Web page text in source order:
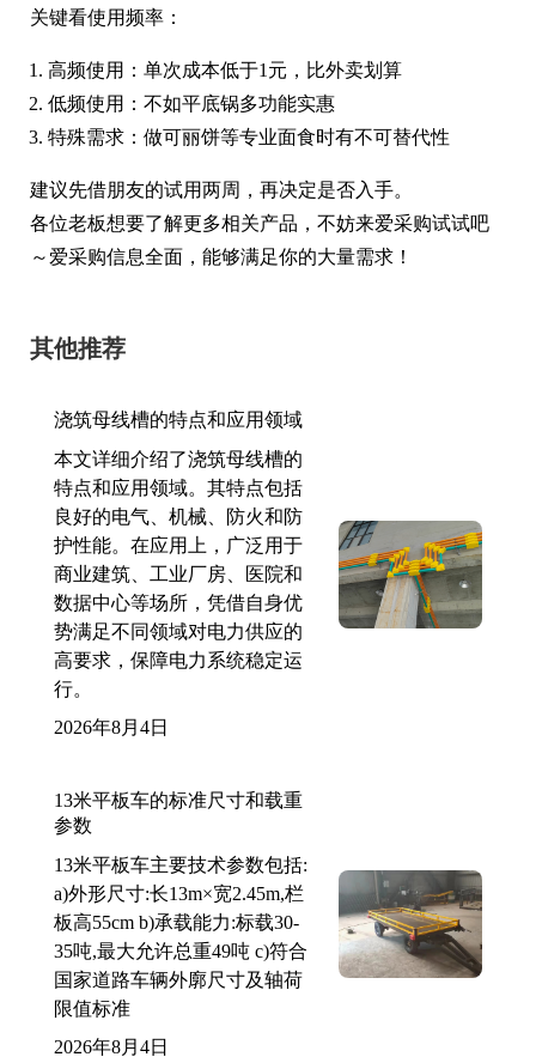
关键看使用频率：
高频使用：单次成本低于1元，比外卖划算
低频使用：不如平底锅多功能实惠
特殊需求：做可丽饼等专业面食时有不可替代性
建议先借朋友的试用两周，再决定是否入手。
各位老板想要了解更多相关产品，不妨来爱采购试试吧
～爱采购信息全面，能够满足你的大量需求！
其他推荐
浇筑母线槽的特点和应用领域
本文详细介绍了浇筑母线槽的
特点和应用领域。其特点包括
良好的电气、机械、防火和防
护性能。在应用上，广泛用于
商业建筑、工业厂房、医院和
数据中心等场所，凭借自身优
势满足不同领域对电力供应的
高要求，保障电力系统稳定运
行。
2026年8月4日
13米平板车的标准尺寸和载重
参数
13米平板车主要技术参数包括:
a)外形尺寸:长13m×宽2.45m,栏
板高55cm b)承载能力:标载30-
35吨,最大允许总重49吨 c)符合
国家道路车辆外廓尺寸及轴荷
限值标准
2026年8月4日